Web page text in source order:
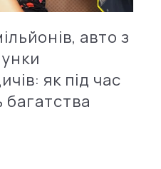
авто з
як під час
багатства